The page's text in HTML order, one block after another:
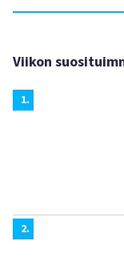
Viikon
1.
2.